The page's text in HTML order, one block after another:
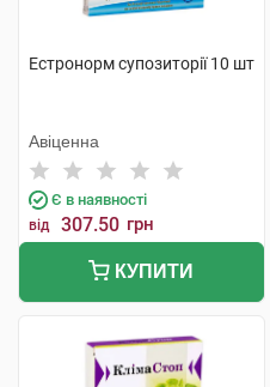
Естронорм супозиторії 10 шт
Авіценна
Є в наявності
від 307.50 грн
КУПИТИ